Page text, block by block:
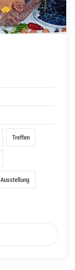
Treffen
Ausstellung